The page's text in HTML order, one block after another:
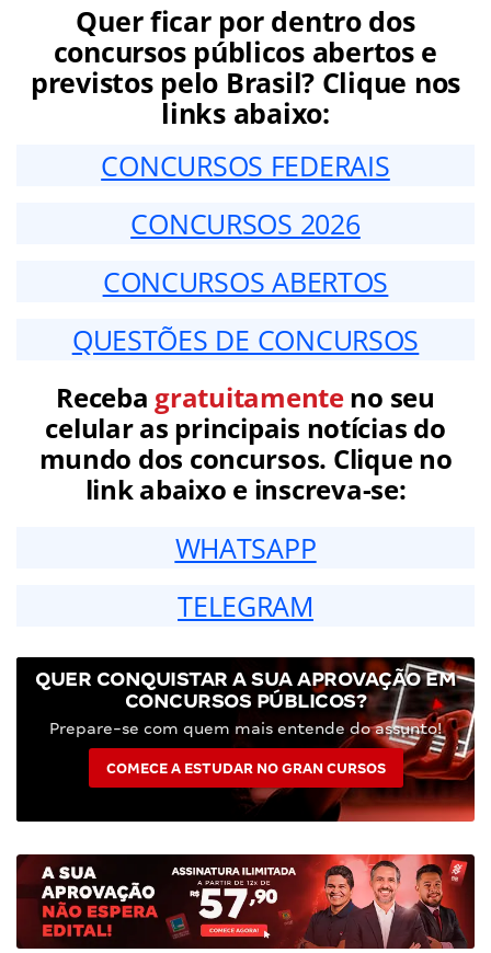
Quer ficar por dentro dos
concursos públicos abertos e
previstos pelo Brasil? Clique nos
links abaixo:
CONCURSOS FEDERAIS
CONCURSOS 2026
CONCURSOS ABERTOS
QUESTÕES DE CONCURSOS
Receba gratuitamenteno seu
celular as principais notícias do
mundo dos concursos. Clique no
link abaixo e inscreva-se:
WHATSAPP
TELEGRAM
QUER CONQUISTAR A SUA APROVAÇÃO EM
CONCURSOS PÚBLICOS?
Prepare-se com quem mais entende do assunto!
COMECE A ESTUDAR NO GRAN CURSOS